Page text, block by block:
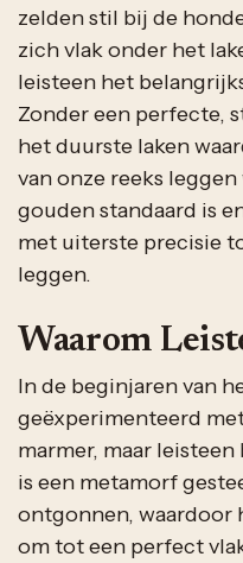
zelden stil bij de
zich vlak onder het
leisteen het
Zonder een perfecte,
het duurste laken
van onze reeks
gouden standaard is
met uiterste precisie
leggen.
Waarom
In de beginjaren van
geëxperimenteerd
marmer, maar
is een metamorf
ontgonnen, waardoor
om tot een perfect